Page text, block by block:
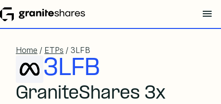
Home / ETPs / 3LFB
3LFB
GraniteShares 3x